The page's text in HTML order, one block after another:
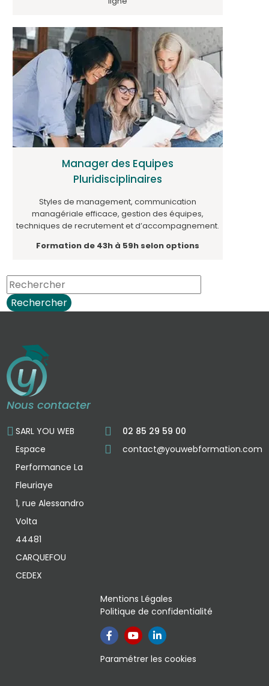
Manager des Equipes
Pluridisciplinaires
Styles de management, communication
managériale efficace, gestion des équipes,
techniques de recrutement et d’accompagnement.
Formation de 43h à 59h selon options
Rechercher
Nous contacter
SARL YOU WEB
Espace
Performance La
Fleuriaye
1, rue Alessandro
Volta
44481
CARQUEFOU
CEDEX
02 85 29 59 00
contact@youwebformation.com
Mentions Légales
Politique de confidentialité
Paramétrer les cookies